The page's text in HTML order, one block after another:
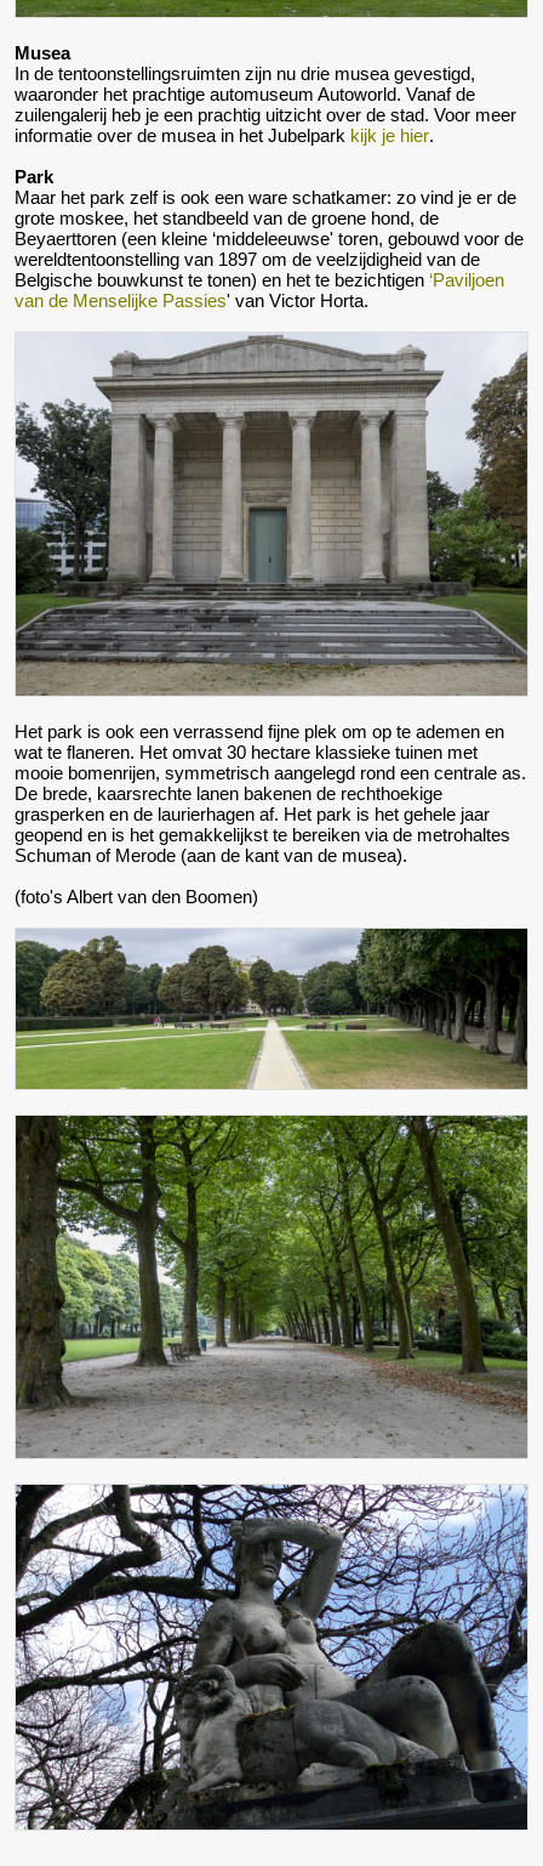
Musea
In de tentoonstellingsruimten zijn nu drie musea gevestigd,
waaronder het prachtige automuseum Autoworld. Vanaf de
zuilengalerij heb je een prachtig uitzicht over de stad. Voor meer
informatie over de musea in het Jubelpark kijk je hier.
Park
Maar het park zelf is ook een ware schatkamer: zo vind je er de
grote moskee, het standbeeld van de groene hond, de
Beyaerttoren (een kleine ‘middeleeuwse' toren, gebouwd voor de
wereldtentoonstelling van 1897 om de veelzijdigheid van de
Belgische bouwkunst te tonen) en het te bezichtigen ‘Paviljoen
van de Menselijke Passies' van Victor Horta.
Het park is ook een verrassend fijne plek om op te ademen en
wat te flaneren. Het omvat 30 hectare klassieke tuinen met
mooie bomenrijen, symmetrisch aangelegd rond een centrale as.
De brede, kaarsrechte lanen bakenen de rechthoekige
grasperken en de laurierhagen af. Het park is het gehele jaar
geopend en is het gemakkelijkst te bereiken via de metrohaltes
Schuman of Merode (aan de kant van de musea).
(foto's Albert van den Boomen)